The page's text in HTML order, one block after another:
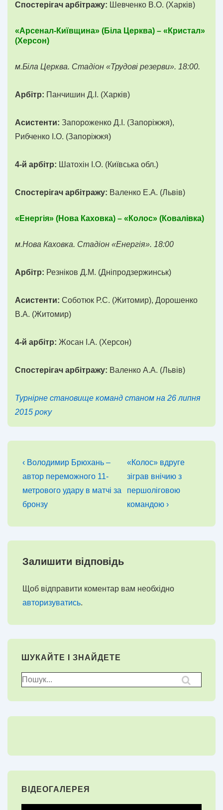
Спостерігач арбітражу: Шевченко В.О. (Харків)
«Арсенал-Київщина» (Біла Церква) – «Кристал»
(Херсон)
м.Біла Церква. Стадіон «Трудові резерви». 18:00.
Арбітр: Панчишин Д.І. (Харків)
Асистенти: Запороженко Д.І. (Запоріжжя),
Рибченко І.О. (Запоріжжя)
4-й арбітр: Шатохін І.О. (Київська обл.)
Спостерігач арбітражу: Валенко Е.А. (Львів)
«Енергія» (Нова Каховка) – «Колос» (Ковалівка)
м.Нова Каховка. Стадіон «Енергія». 18:00
Арбітр: Резніков Д.М. (Дніпродзержинськ)
Асистенти: Соботюк Р.С. (Житомир), Дорошенко
В.А. (Житомир)
4-й арбітр: Жосан І.А. (Херсон)
Спостерігач арбітражу: Валенко А.А. (Львів)
Турнірне становище команд станом на 26 липня
2015 року
Навігація
записів
Попередній
запис
‹ Володимир Брюхань –
автор переможного 11-
метрового удару в матчі за
бронзу
Наступний
запис
«Колос» вдруге
зіграв внічию з
першоліговою
командою ›
Залишити відповідь
Щоб відправити коментар вам необхідно
авторизуватись.
ШУКАЙТЕ І ЗНАЙДЕТЕ
Пошук
для:
ВІДЕОГАЛЕРЕЯ